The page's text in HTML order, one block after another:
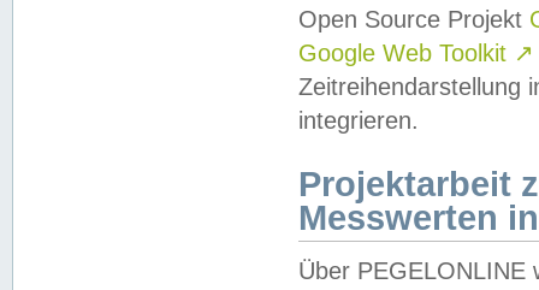
Open Source Projekt
Google Web Toolkit ↗
Zeitreihendarstellung
integrieren.
Projektarbeit
Messwerten
Über PEGELONLINE